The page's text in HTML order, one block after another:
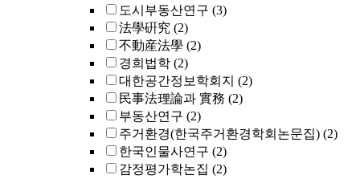
도시부동산연구 (3)
法學硏究 (2)
不動産法學 (2)
경희법학 (2)
대한공간정보학회지 (2)
民事法理論과 實務 (2)
부동산연구 (2)
주거환경(한국주거환경학회논문집) (2)
한국인물사연구 (2)
감정평가학논집 (2)